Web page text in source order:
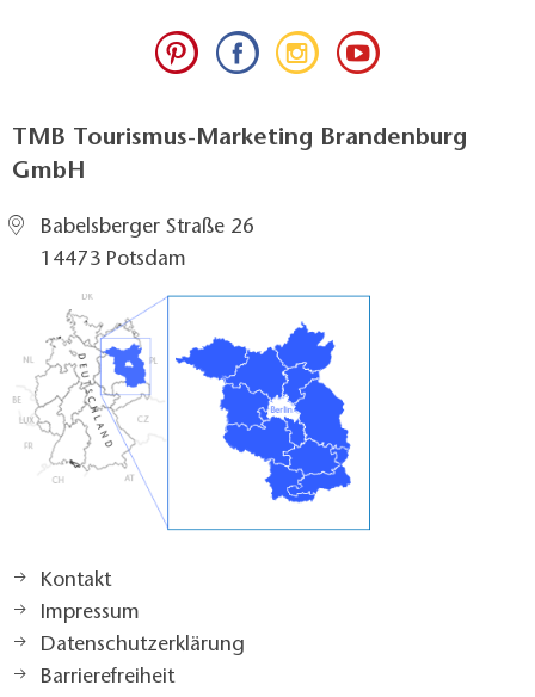
TMB Tourismus-Marketing Brandenburg
GmbH
Babelsberger Straße 26
14473 Potsdam
Kontakt
Impressum
Datenschutzerklärung
Barrierefreiheit